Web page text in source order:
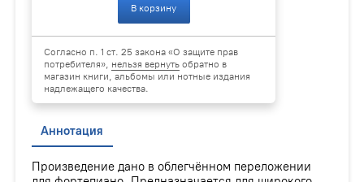
В корзину
Согласно п. 1 ст. 25 закона «О защите прав
потребителя», нельзя вернуть обратно в
магазин книги, альбомы или нотные издания
надлежащего качества.
Аннотация
Произведение дано в облегчённом переложении